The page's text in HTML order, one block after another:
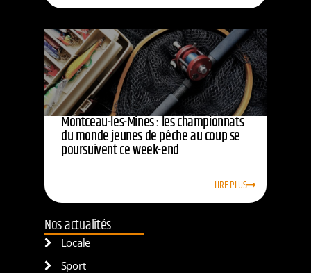
Montceau-les-Mines : les championnats
du monde jeunes de pêche au coup se
poursuivent ce week-end
LIRE PLUS
Nos actualités
Locale
Sport